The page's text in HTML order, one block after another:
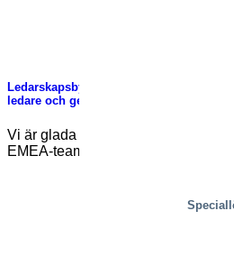
Ledarskapsbyte i vårt EMEA-team: Pär
ledare och generaldirektör
Vi är glada att meddela om ett
EMEA-team. Håkan Nilsson